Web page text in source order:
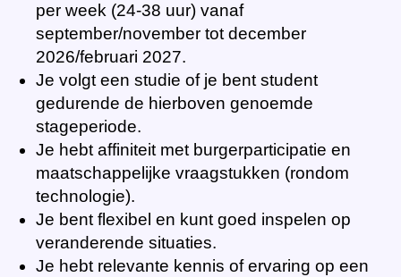
per week (24-38 uur) vanaf
september/november tot december
2026/februari 2027.
Je volgt een studie of je bent student
gedurende de hierboven genoemde
stageperiode.
Je hebt affiniteit met burgerparticipatie en
maatschappelijke vraagstukken (rondom
technologie).
Je bent flexibel en kunt goed inspelen op
veranderende situaties.
Je hebt relevante kennis of ervaring op een